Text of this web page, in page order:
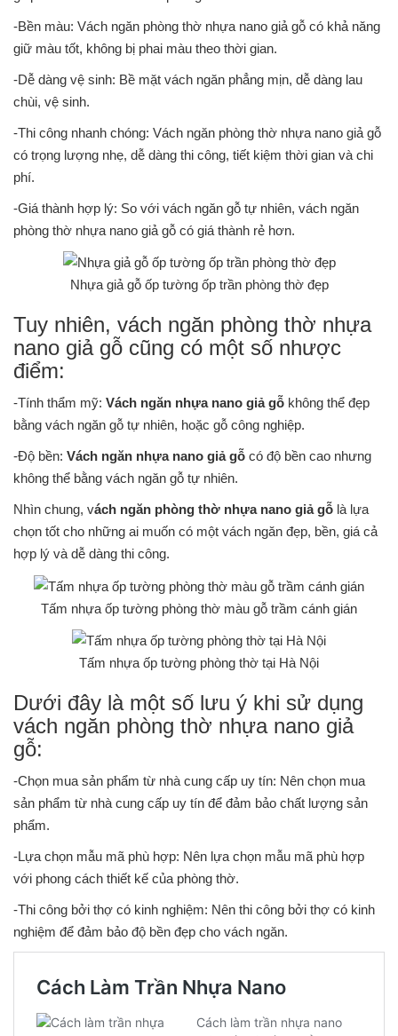
-Bền màu: Vách ngăn phòng thờ nhựa nano giả gỗ có khả năng
giữ màu tốt, không bị phai màu theo thời gian.
-Dễ dàng vệ sinh: Bề mặt vách ngăn phẳng mịn, dễ dàng lau
chùi, vệ sinh.
-Thi công nhanh chóng: Vách ngăn phòng thờ nhựa nano giả gỗ
có trọng lượng nhẹ, dễ dàng thi công, tiết kiệm thời gian và chi
phí.
-Giá thành hợp lý: So với vách ngăn gỗ tự nhiên, vách ngăn
phòng thờ nhựa nano giả gỗ có giá thành rẻ hơn.
Nhựa giả gỗ ốp tường ốp trần phòng thờ đẹp
Tuy nhiên, vách ngăn phòng thờ nhựa
nano giả gỗ cũng có một số nhược
điểm:
-Tính thẩm mỹ: Vách ngăn nhựa nano giả gỗ không thể đẹp
bằng vách ngăn gỗ tự nhiên, hoặc gỗ công nghiệp.
-Độ bền: Vách ngăn nhựa nano giả gỗ có độ bền cao nhưng
không thể bằng vách ngăn gỗ tự nhiên.
Nhìn chung, vách ngăn phòng thờ nhựa nano giả gỗ là lựa
chọn tốt cho những ai muốn có một vách ngăn đẹp, bền, giá cả
hợp lý và dễ dàng thi công.
Tấm nhựa ốp tường phòng thờ màu gỗ trầm cánh gián
Tấm nhựa ốp tường phòng thờ tại Hà Nội
Dưới đây là một số lưu ý khi sử dụng
vách ngăn phòng thờ nhựa nano giả
gỗ:
-Chọn mua sản phẩm từ nhà cung cấp uy tín: Nên chọn mua
sản phẩm từ nhà cung cấp uy tín để đảm bảo chất lượng sản
phẩm.
-Lựa chọn mẫu mã phù hợp: Nên lựa chọn mẫu mã phù hợp
với phong cách thiết kế của phòng thờ.
-Thi công bởi thợ có kinh nghiệm: Nên thi công bởi thợ có kinh
nghiệm để đảm bảo độ bền đẹp cho vách ngăn.